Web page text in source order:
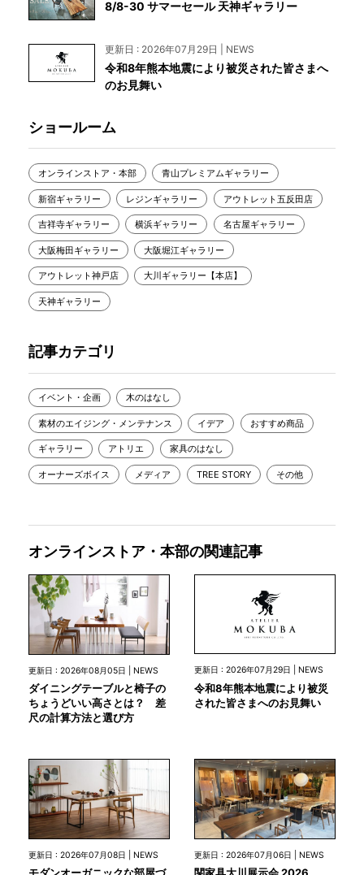
8/8-30 サマーセール 天神ギャラリー
更新日 : 2026年07月29日 | NEWS
令和8年熊本地震により被災された皆さまへ
のお見舞い
ショールーム
オンラインストア・本部 青山プレミアムギャラリー
新宿ギャラリー レジンギャラリー アウトレット五反田店
吉祥寺ギャラリー 横浜ギャラリー 名古屋ギャラリー
大阪梅田ギャラリー 大阪堀江ギャラリー
アウトレット神戸店 大川ギャラリー【本店】
天神ギャラリー
記事カテゴリ
イベント・企画 木のはなし
素材のエイジング・メンテナンス イデア おすすめ商品
ギャラリー アトリエ 家具のはなし
オーナーズボイス メディア TREE STORY その他
オンラインストア・本部の関連記事
更新日 : 2026年08月05日 | NEWS
ダイニングテーブルと椅子の
ちょうどいい高さとは？ 差
尺の計算方法と選び方
更新日 : 2026年07月29日 | NEWS
令和8年熊本地震により被災
された皆さまへのお見舞い
更新日 : 2026年07月08日 | NEWS
モダンオーガニックな部屋づ
更新日 : 2026年07月06日 | NEWS
関家具大川展示会 2026